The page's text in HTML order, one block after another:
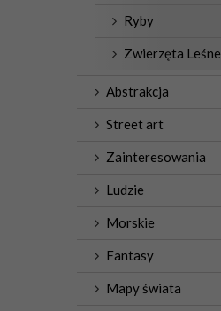
Ryby
Zwierzęta Leśne
Abstrakcja
Street art
Zainteresowania
Ludzie
Morskie
Fantasy
Mapy świata